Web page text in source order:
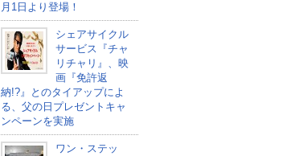
月1日より登場！
シェアサイクル
サービス『チャ
リチャリ』、映
画『免許返
納!?』とのタイアップによ
る、父の日プレゼントキャ
ンペーンを実施
ワン・ステッ